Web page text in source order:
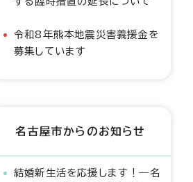
令和8年熊本地震災害義援金を
募集しています
名古屋市からのお知らせ
結婚新生活を応援します！―名